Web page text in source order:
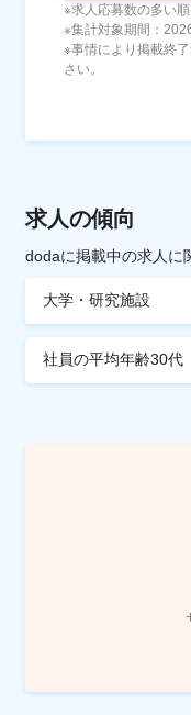
※求人応募数の多い
※集計対象期間：
※事情により掲載終
さい。
求人の傾向
dodaに掲載中の求人に
大学・研究施設
社員の平均年齢30代